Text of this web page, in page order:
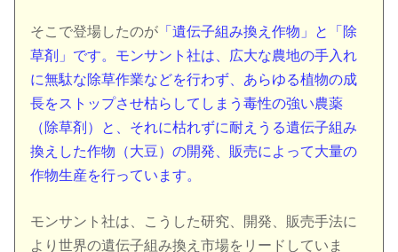
そこで登場したのが 「遺伝子組み換え作物」と「除
草剤」です。モンサント社は、広大な農地の手入れ
に無駄な除草作業などを行わず、あらゆる植物の成
長をストップさせ枯らしてしまう毒性の強い農薬
（除草剤）と、それに枯れずに耐えうる遺伝子組み
換えした作物（大豆）の開発、販売によって大量の
作物生産を行っています。
モンサント社は、こうした研究、開発、販売手法に
より世界の遺伝子組み換え市場をリードしていま